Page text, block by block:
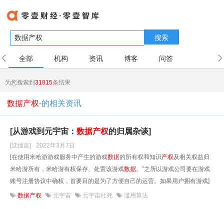
搜索
全部 机构 资讯 博客 问答
为您搜索到31815条结果
数据产权-的相关资讯
[从游戏到元宇宙： 数据产权的归属杂谈]
[沈拙言] · 2022年3月7日
[在使用米哈游游戏服务中产生的游戏数据的所有权和知识产权及相关权益归
米哈游所有，米哈游有权保存、处置该游戏数据。”之所以游戏公司要在游戏
账号注册协议中确权，首要目的是为了方便自己的运营。如果用户拥有游戏]
数据产权 元宇宙 元宇宙社死 滥用算法